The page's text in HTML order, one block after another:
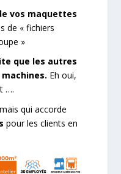
vos maquettes
de « fichiers
»
que les autres
Eh oui,
….
qui accorde
pour les clients en